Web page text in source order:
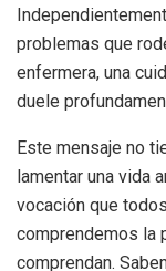
problemas que
enfermera, una
duele
Este mensaje no
lamentar una vida
vocación que
comprendemos la
comprendan.